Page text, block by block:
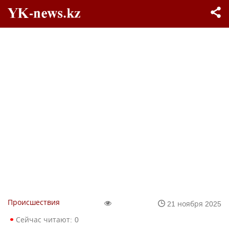
Происшествия
21 ноября 2025
Сейчас читают: 0